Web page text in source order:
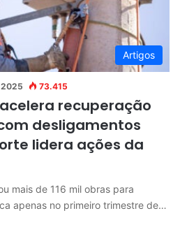
Artigos
73.415
recuperação
desligamentos
lidera ações da
mais de 116 mil obras para
apenas no primeiro trimestre de…